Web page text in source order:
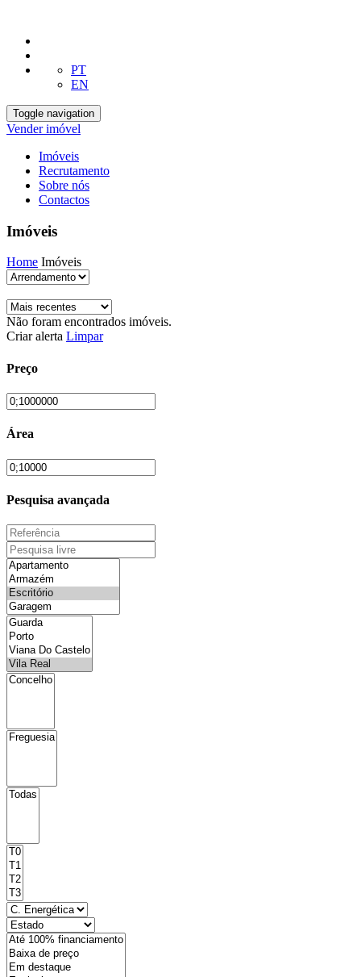
PT
EN
Toggle navigation
Vender imóvel
Imóveis
Recrutamento
Sobre nós
Contactos
Imóveis
Home Imóveis
Não foram encontrados imóveis.
Criar alerta Limpar
Preço
Área
Pesquisa avançada